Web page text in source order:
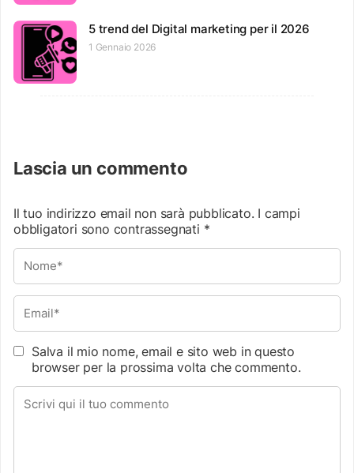
5 trend del Digital marketing per il 2026
1 Gennaio 2026
Lascia un commento
Il tuo indirizzo email non sarà pubblicato. I campi
obbligatori sono contrassegnati *
Salva il mio nome, email e sito web in questo
browser per la prossima volta che commento.